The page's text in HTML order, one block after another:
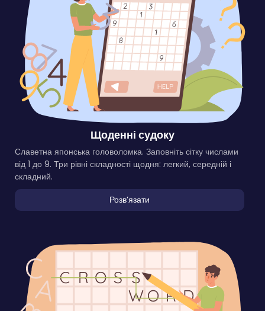
Щоденні судоку
Славетна японська головоломка. Заповніть сітку числами
від 1 до 9. Три рівні складності щодня: легкий, середній і
складний.
Розвʼязати